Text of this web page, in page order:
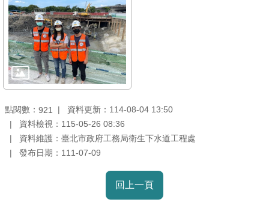
TAIPEI
PASS
臺
北
通
政
府
網
站
點閱數： 921
資料更新：114-08-04 13:50
資料檢視：115-05-26 08:36
資料維護：臺北市政府工務局衛生下水道工程處
發布日期：111-07-09
回上一頁